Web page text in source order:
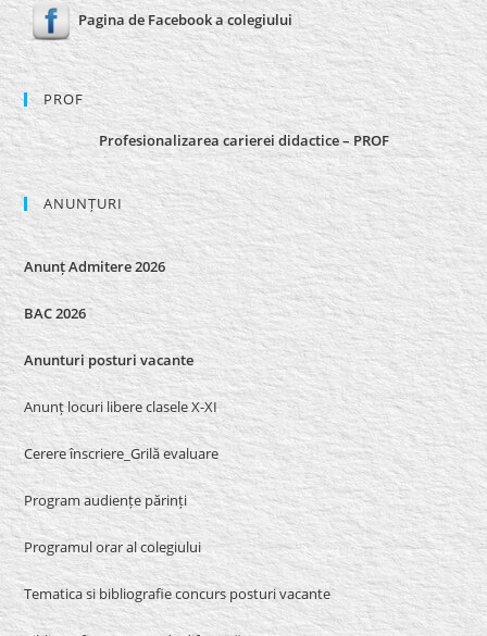
Pagina de Facebook a colegiului
PROF
Profesionalizarea carierei didactice – PROF
ANUNȚURI
Anunț Admitere 2026
BAC 2026
Anunturi posturi vacante
Anunț locuri libere clasele X-XI
Cerere înscriere_Grilă evaluare
Program audiențe părinți
Programul orar al colegiului
Tematica si bibliografie concurs posturi vacante